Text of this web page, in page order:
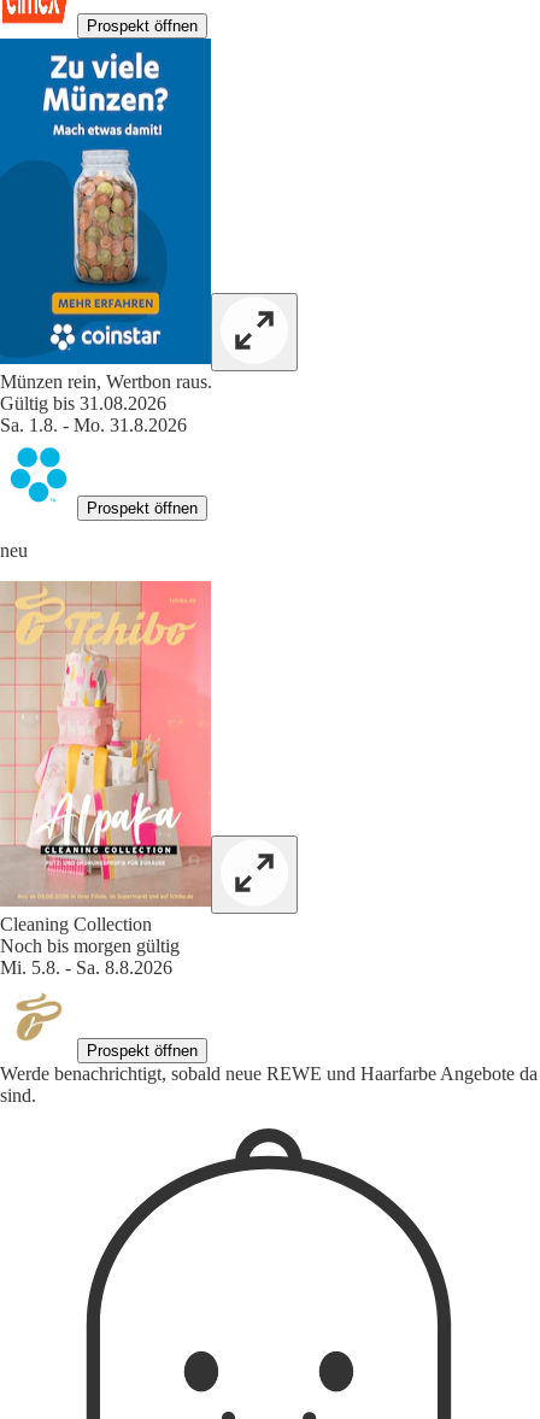
Prospekt öffnen
Münzen rein, Wertbon raus.
Gültig bis 31.08.2026
Sa. 1.8. - Mo. 31.8.2026
Prospekt öffnen
neu
Cleaning Collection
Noch bis morgen gültig
Mi. 5.8. - Sa. 8.8.2026
Prospekt öffnen
Werde benachrichtigt, sobald neue REWE und Haarfarbe Angebote da
sind.